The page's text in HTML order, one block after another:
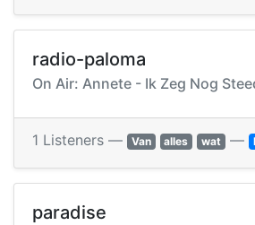
radio-paloma
On Air: Annete - Ik Zeg Nog
1 Listeners — Van alles wat —
paradise